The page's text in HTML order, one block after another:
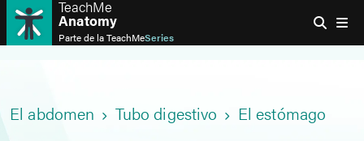
TeachMe
Anatomy
Parte de laTeachMeSeries
El abdomen Tubo digestivo El estómago